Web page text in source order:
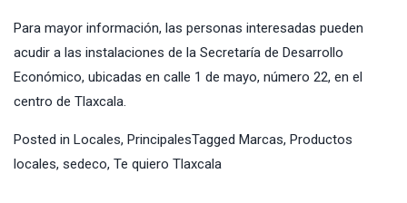
Para mayor información, las personas interesadas pueden
acudir a las instalaciones de la Secretaría de Desarrollo
Económico, ubicadas en calle 1 de mayo, número 22, en el
centro de Tlaxcala.
Posted in Locales, PrincipalesTagged Marcas, Productos
locales, sedeco, Te quiero Tlaxcala